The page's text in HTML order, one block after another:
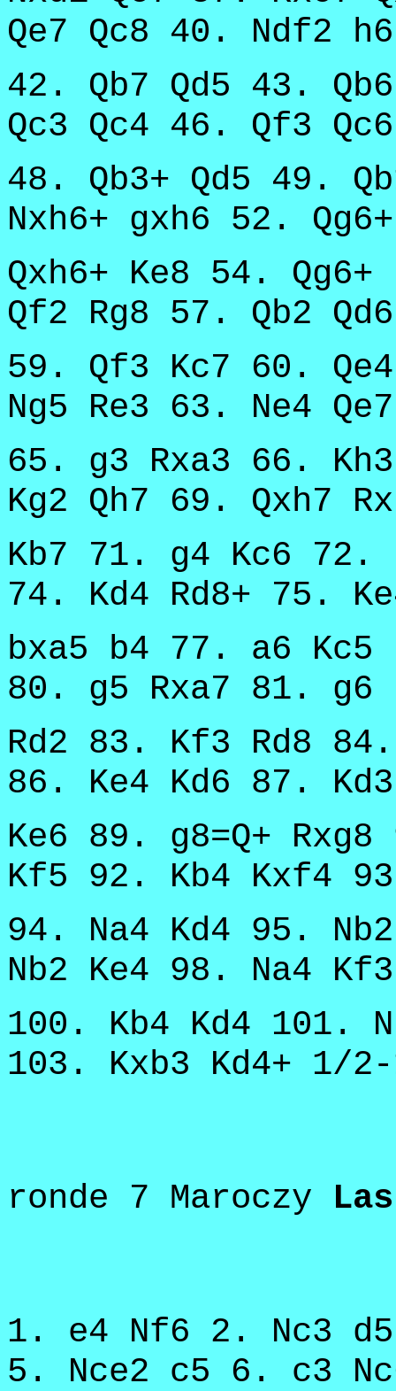
Qe7 Qc8 40. Ndf2
42. Qb7 Qd5 43.
Qc3 Qc4 46. Qf3
48. Qb3+ Qd5 49.
Nxh6+ gxh6 52.
Qxh6+ Ke8 54.
Qf2 Rg8 57. Qb2
59. Qf3 Kc7 60.
Ng5 Re3 63. Ne4
65. g3 Rxa3 66.
Kg2 Qh7 69. Qxh7
Kb7 71. g4 Kc6 72.
74. Kd4 Rd8+ 75.
bxa5 b4 77. a6 Kc5
80. g5 Rxa7 81. g6
Rd2 83. Kf3 Rd8
86. Ke4 Kd6 87.
Ke6 89. g8=Q+
Kf5 92. Kb4 Kxf4
94. Na4 Kd4 95.
Nb2 Ke4 98. Na4
100. Kb4 Kd4 101.
103. Kxb3 Kd4+ 1/
ronde 7 Maroczy
1. e4 Nf6 2. Nc3
5. Nce2 c5 6. c3